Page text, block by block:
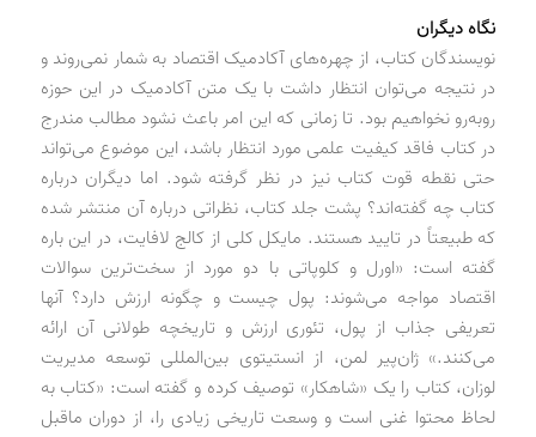
نگاه دیگران
نویسندگان کتاب، از چهره‌های آکادمیک اقتصاد به شمار نمی‌روند و
در نتیجه می‌توان انتظار داشت با یک متن آکادمیک در این حوزه
روبه‌رو نخواهیم بود. تا زمانی که این امر باعث نشود مطالب مندرج
در کتاب فاقد کیفیت علمی مورد انتظار باشد، این موضوع می‌تواند
حتی نقطه قوت کتاب نیز در نظر گرفته شود. اما دیگران درباره
کتاب چه گفته‌اند؟ پشت جلد کتاب، نظراتی درباره آن منتشر شده
که طبیعتاً در تایید هستند. مایکل کلی از کالج لافایت، در این باره
گفته است: «اورل و کلوپاتی با دو مورد از سخت‌ترین سوالات
اقتصاد مواجه می‌شوند: پول چیست و چگونه ارزش دارد؟ آنها
تعریفی جذاب از پول، تئوری ارزش و تاریخچه طولانی آن ارائه
می‌کنند.» ژان‌پیر لمن، از انستیتوی بین‌المللی توسعه مدیریت
لوزان، کتاب را یک «شاهکار» توصیف کرده و گفته است: «کتاب به
لحاظ محتوا غنی است و وسعت تاریخی زیادی را، از دوران ماقبل